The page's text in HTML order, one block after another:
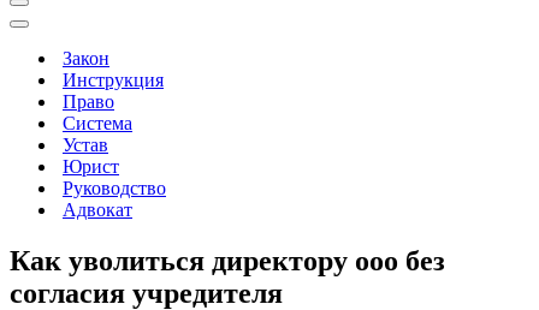
Меню
навигации
Меню
навигацииЗакон
Инструкция
Право
Система
Устав
Юрист
Руководство
Адвокат
Как уволиться директору ооо без
согласия учредителя